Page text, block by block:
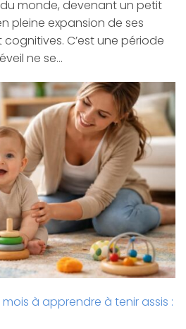
monde, devenant un petit
pleine expansion de ses
C’est une période
ne se…
à apprendre à tenir assis :